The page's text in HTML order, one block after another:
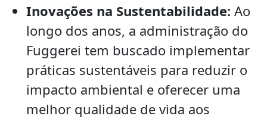
Inovações na Sustentabilidade: Ao
longo dos anos, a administração do
Fuggerei tem buscado implementar
práticas sustentáveis para reduzir o
impacto ambiental e oferecer uma
melhor qualidade de vida aos